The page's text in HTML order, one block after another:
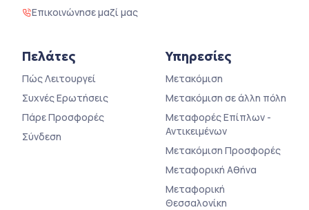
Επικοινώνησε μαζί μας
Πελάτες
Πώς Λειτουργεί
Συχνές Ερωτήσεις
Πάρε Προσφορές
Σύνδεση
Υπηρεσίες
Μετακόμιση
Μετακόμιση σε άλλη πόλη
Μεταφορές Επίπλων -
Αντικειμένων
Μετακόμιση Προσφορές
Μεταφορική Αθήνα
Μεταφορική
Θεσσαλονίκη